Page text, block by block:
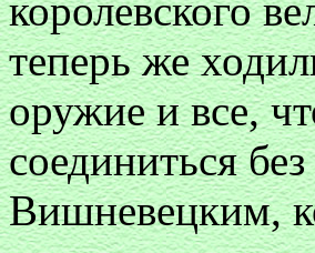
королевского
теперь же
оружие и все,
соединиться
Вишневецким,